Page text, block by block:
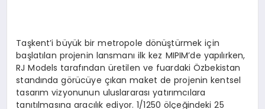
Taşkent’i büyük bir metropole dönüştürmek için
başlatılan projenin lansmanı ilk kez MIPIM’de yapılırken,
RJ Models tarafından üretilen ve fuardaki Özbekistan
standında görücüye çıkan maket de projenin kentsel
tasarım vizyonunun uluslararası yatırımcılara
tanıtılmasına aracılık ediyor. 1/1250 ölçeğindeki 25